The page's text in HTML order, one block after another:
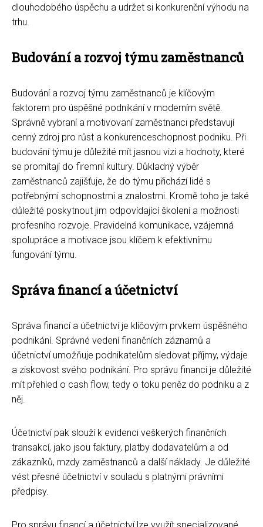
dlouhodobého úspěchu a udržet si konkurenční výhodu na
trhu.
Budování a rozvoj týmu zaměstnanců
Budování a rozvoj týmu zaměstnanců je klíčovým
faktorem pro úspěšné podnikání v moderním světě.
Správně vybraní a motivovaní zaměstnanci představují
cenný zdroj pro růst a konkurenceschopnost podniku. Při
budování týmu je důležité mít jasnou vizi a hodnoty, které
se promítají do firemní kultury. Důkladný výběr
zaměstnanců zajišťuje, že do týmu přichází lidé s
potřebnými schopnostmi a znalostmi. Kromě toho je také
důležité poskytnout jim odpovídající školení a možnosti
profesního rozvoje. Pravidelná komunikace, vzájemná
spolupráce a motivace jsou klíčem k efektivnímu
fungování týmu.
Správa financí a účetnictví
Správa financí a účetnictví je klíčovým prvkem úspěšného
podnikání. Správné vedení finančních záznamů a
účetnictví umožňuje podnikatelům sledovat příjmy, výdaje
a ziskovost svého podnikání. Pro správu financí je důležité
mít přehled o cash flow, tedy o toku peněz do podniku a z
něj.
Účetnictví pak slouží k evidenci veškerých finančních
transakcí, jako jsou faktury, platby dodavatelům a od
zákazníků, mzdy zaměstnanců a další náklady. Je důležité
vést přesné účetnictví v souladu s platnými právními
předpisy.